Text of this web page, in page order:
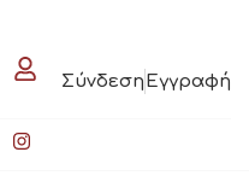
Σύνδεση Εγγραφή